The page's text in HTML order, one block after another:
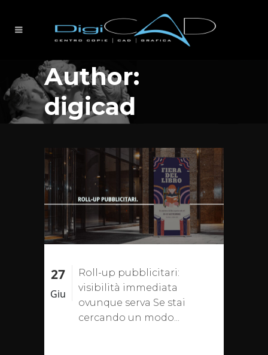
Author:
digicad
27
Giu
Roll-up pubblicitari:
visibilità immediata
ovunque serva Se stai
cercando un modo...